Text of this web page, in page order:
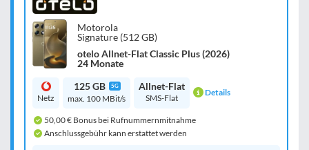
Motorola
Signature (512 GB)
otelo Allnet-Flat Classic Plus (2026)
24 Monate
Netz
125 GB 5G
max. 100 MBit/s
Allnet-Flat
SMS-Flat Details
50,00 € Bonus bei Rufnummernmitnahme
Anschlussgebühr kann erstattet werden